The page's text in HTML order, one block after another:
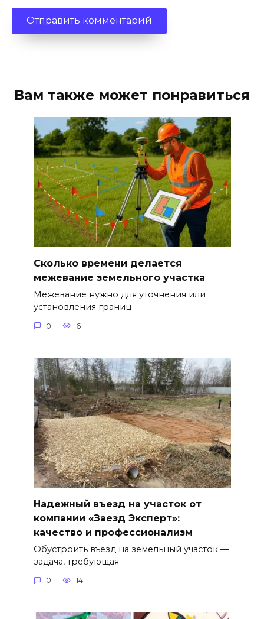
Вам также может понравиться
Сколько времени делается
межевание земельного участка
Межевание нужно для уточнения или
установления границ
0 6
Надежный въезд на участок от
компании «Заезд Эксперт»:
качество и профессионализм
Обустроить въезд на земельный участок —
задача, требующая
0 14